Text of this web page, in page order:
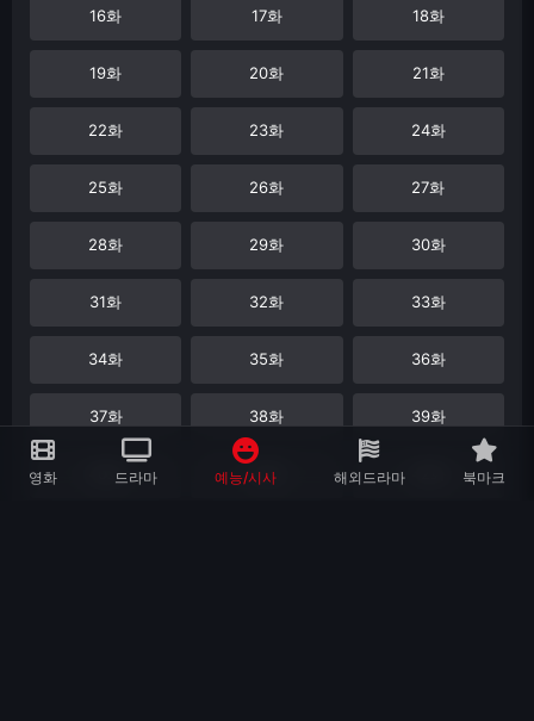
16화 17화 18화
19화 20화 21화
22화 23화 24화
25화 26화 27화
28화 29화 30화
31화 32화 33화
34화 35화 36화
37화 38화 39화
40화 41화
영화 드라마 예능/시사 해외드라마 북마크